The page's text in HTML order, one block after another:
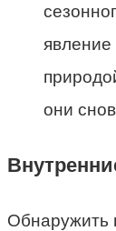
они
Обнаружить